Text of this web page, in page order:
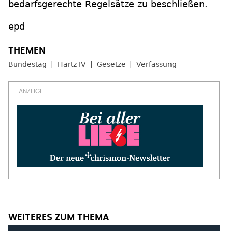
bedarfsgerechte Regelsätze zu beschließen.
epd
Bundestag Hartz IV Gesetze Verfassung
WEITERES ZUM THEMA